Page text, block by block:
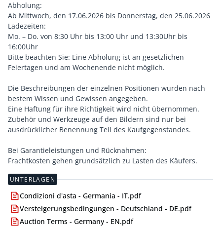
Abholung:
Ab Mittwoch, den 17.06.2026 bis Donnerstag, den 25.06.2026
Ladezeiten:
Mo. – Do. von 8:30 Uhr bis 13:00 Uhr und 13:30Uhr bis
16:00Uhr
Bitte beachten Sie: Eine Abholung ist an gesetzlichen
Feiertagen und am Wochenende nicht möglich.
Die Beschreibungen der einzelnen Positionen wurden nach
bestem Wissen und Gewissen angegeben.
Eine Haftung für ihre Richtigkeit wird nicht übernommen.
Zubehör und Werkzeuge auf den Bildern sind nur bei
ausdrücklicher Benennung Teil des Kaufgegenstandes.
Bei Garantieleistungen und Rücknahmen:
Frachtkosten gehen grundsätzlich zu Lasten des Käufers.
UNTERLAGEN
Condizioni d'asta - Germania - IT.pdf
Versteigerungsbedingungen - Deutschland - DE.pdf
Auction Terms - Germany - EN.pdf